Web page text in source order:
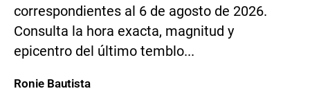
correspondientes al 6 de agosto de 2026.
Consulta la hora exacta, magnitud y
epicentro del último temblo...
Ronie Bautista